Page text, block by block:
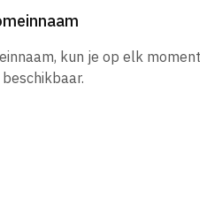
kun je op elk moment